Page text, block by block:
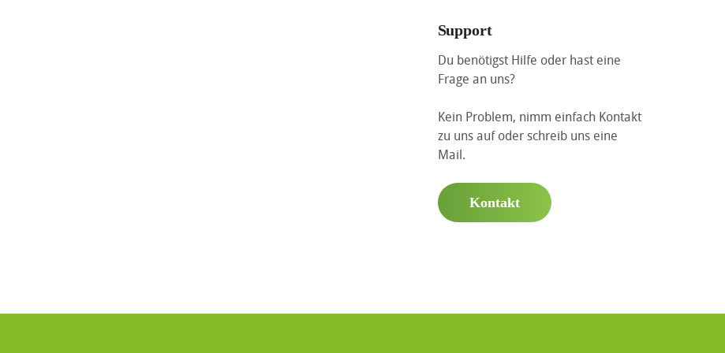
Support
Du benötigst Hilfe oder hast eine
Frage an uns?
Kein Problem, nimm einfach Kontakt
zu uns auf oder schreib uns eine
Mail.
Kontakt